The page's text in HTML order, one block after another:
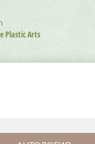
Plastic Arts